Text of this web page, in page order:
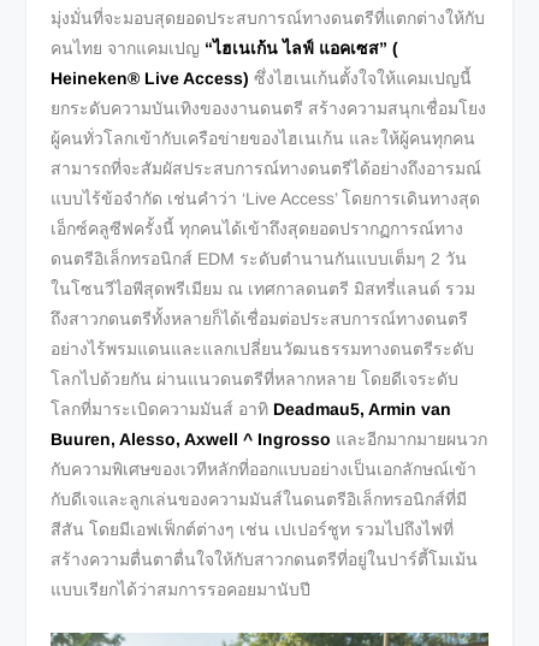
มุ่งมั่นที่จะมอบสุดยอดประสบการณ์ทางดนตรีที่แตกต่างให้กับ
คนไทย จากแคมเปญ “ไฮเนเก้น ไลฟ์ แอคเซส” (
Heineken® Live Access)ซึ่งไฮเนเก้นตั้งใจให้แคมเปญนี้
ยกระดับความบันเทิงของงานดนตรี สร้างความสนุกเชื่อมโยง
ผู้คนทั่วโลกเข้ากับเครือข่ายของไฮเนเก้น และให้ผู้คนทุกคน
สามารถที่จะสัมผัสประสบการณ์ทางดนตรีได้อย่างถึงอารมณ์
แบบไร้ข้อจำกัด เช่นคำว่า ‘Live Access’ โดยการเดินทางสุด
เอ็กซ์คลูซีฟครั้งนี้ ทุกคนได้เข้าถึงสุดยอดปรากฏการณ์ทาง
ดนตรีอิเล็กทรอนิกส์ EDM ระดับตำนานกันแบบเต็มๆ 2 วัน
ในโซนวีไอพีสุดพรีเมียม ณ เทศกาลดนตรี มิสทรี่แลนด์ รวม
ถึงสาวกดนตรีทั้งหลายก็ได้เชื่อมต่อประสบการณ์ทางดนตรี
อย่างไร้พรมแดนและแลกเปลี่ยนวัฒนธรรมทางดนตรีระดับ
โลกไปด้วยกัน ผ่านแนวดนตรีที่หลากหลาย โดยดีเจระดับ
โลกที่มาระเบิดความมันส์ อาทิ Deadmau5, Armin van
Buuren, Alesso, Axwell ^ Ingrosso และอีกมากมายผนวก
กับความพิเศษของเวทีหลักที่ออกแบบอย่างเป็นเอกลักษณ์เข้า
กับดีเจและลูกเล่นของความมันส์ในดนตรีอิเล็กทรอนิกส์ที่มี
สีสัน โดยมีเอฟเฟ็กต์ต่างๆ เช่น เปเปอร์ชูท รวมไปถึงไฟที่
สร้างความตื่นตาตื่นใจให้กับสาวกดนตรีที่อยู่ในปาร์ตี้โมเม้น
แบบเรียกได้ว่าสมการรอคอยมานับปี